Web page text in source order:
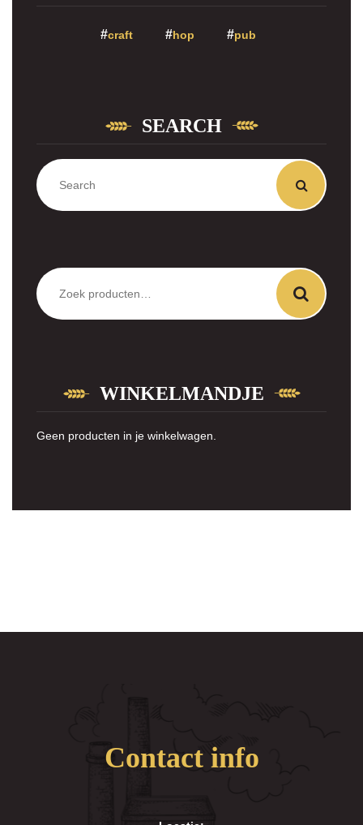
craft hop pub
SEARCH
Zoeken
naar:
WINKELMANDJE
Geen producten in je winkelwagen.
Contact info